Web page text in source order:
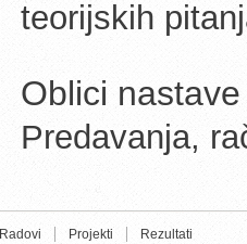
teorijskih
Oblici
Predavanja,
Radovi Projekti
Rezultati